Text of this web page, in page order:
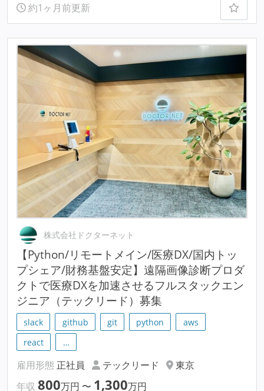
約1ヶ月前更新
株式会社ドクターネット
【Python/リモートメイン/医療DX/国内トッ
プシェア/財務基盤安定】遠隔画像診断プロダ
クトで医療DXを加速させるフルスタックエン
ジニア（テックリード）募集
slack github git python
aws
react
…
雇用形態 正社員 テックリード
東京
年収 800万円 〜 1,300万円